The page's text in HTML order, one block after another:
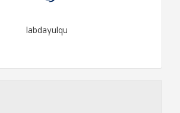
labdaγulqu